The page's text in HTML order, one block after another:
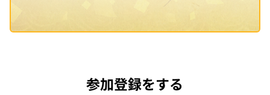
参加登録をする